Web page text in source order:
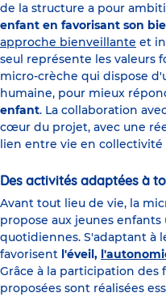
de la structure a pour
enfant en favorisant son
approche bienveillante et
seul représente les valeurs
micro-crèche qui dispose
humaine, pour mieux
enfant. La collaboration
cœur du projet, avec une
lien entre vie en
Des activités adaptées à
Avant tout lieu de vie, la
propose aux jeunes
quotidiennes. S'adaptant à
favorisent l'éveil,
Grâce à la participation des
proposées sont réalisées